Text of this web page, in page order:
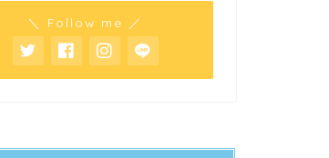
＼ Follow me ／